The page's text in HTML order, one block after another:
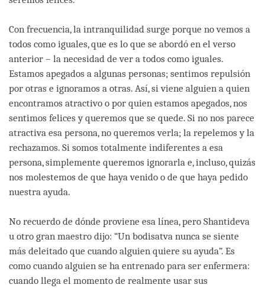
Con frecuencia, la intranquilidad surge porque no vemos a
todos como iguales, que es lo que se abordó en el verso
anterior – la necesidad de ver a todos como iguales.
Estamos apegados a algunas personas; sentimos repulsión
por otras e ignoramos a otras. Así, si viene alguien a quien
encontramos atractivo o por quien estamos apegados, nos
sentimos felices y queremos que se quede. Si no nos parece
atractiva esa persona, no queremos verla; la repelemos y la
rechazamos. Si somos totalmente indiferentes a esa
persona, simplemente queremos ignorarla e, incluso, quizás
nos molestemos de que haya venido o de que haya pedido
nuestra ayuda.
No recuerdo de dónde proviene esa línea, pero Shantideva
u otro gran maestro dijo: “Un bodisatva nunca se siente
más deleitado que cuando alguien quiere su ayuda”. Es
como cuando alguien se ha entrenado para ser enfermera:
cuando llega el momento de realmente usar sus